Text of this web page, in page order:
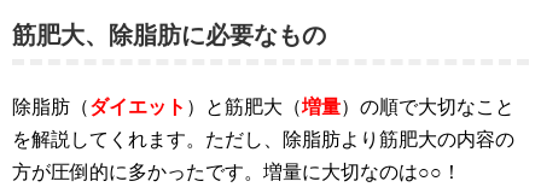
筋肥大、除脂肪に必要なもの
除脂肪（ダイエット ）と筋肥大（増量）の順で大切なこと
を解説してくれます。ただし、除脂肪より筋肥大の内容の
方が圧倒的に多かったです。増量に大切なのは○○！